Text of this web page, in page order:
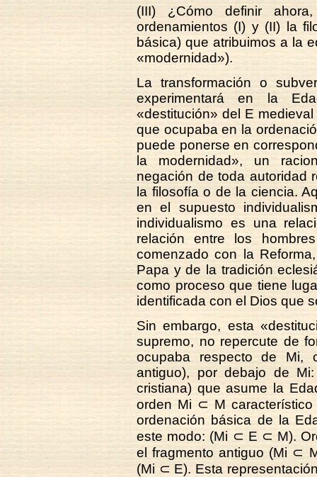
(III) ¿Cómo definir
ordenamientos (I) y (II) la
básica) que atribuimos a la
«modernidad»).
La transformación o
experimentará en la
«destitución» del E
que ocupaba en la
puede ponerse en
la modernidad», un
negación de toda autoridad
la filosofía o de la ciencia.
en el supuesto
individualismo es una
relación entre los
comenzado con la
Papa y de la tradición
como proceso que tiene
identificada con el Dios que
Sin embargo, esta
supremo, no repercute de
ocupaba respecto de Mi,
antiguo), por debajo de
cristiana) que asume la
orden Mi ⊂ M
ordenación básica de la
este modo: (Mi ⊂ E ⊂ M).
el fragmento antiguo (Mi ⊂
(Mi ⊂ E). Esta